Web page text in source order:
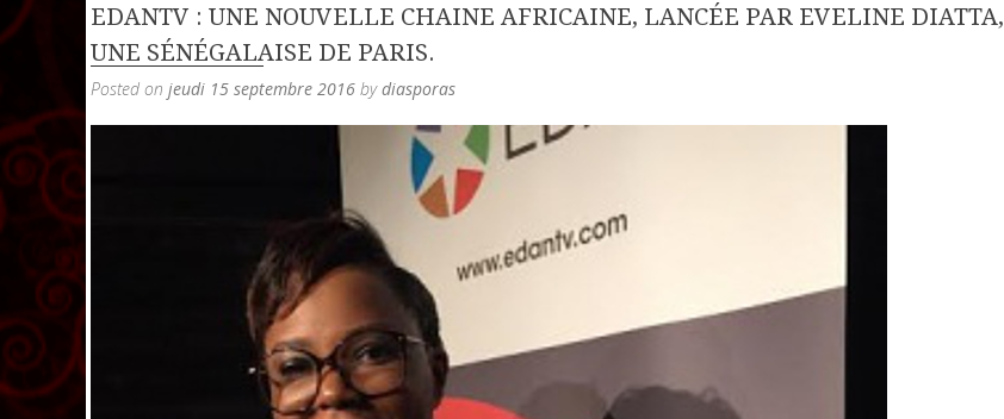
EDANTV : UNE NOUVELLE CHAINE AFRICAINE, LANCÉE PAR EVELINE DIATTA,
UNE SÉNÉGALAISE DE PARIS.
Posted on jeudi 15 septembre 2016 bydiasporas